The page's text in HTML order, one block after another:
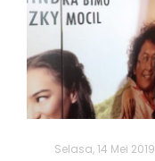
Selasa, 14 Mei 2019